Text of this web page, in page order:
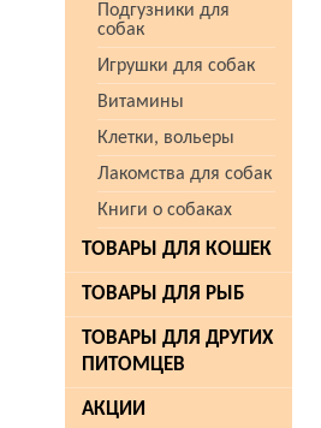
Подгузники для
собак
Игрушки для собак
Витамины
Клетки, вольеры
Лакомства для собак
Книги о собаках
ТОВАРЫ ДЛЯ КОШЕК
ТОВАРЫ ДЛЯ РЫБ
ТОВАРЫ ДЛЯ ДРУГИХ
ПИТОМЦЕВ
АКЦИИ